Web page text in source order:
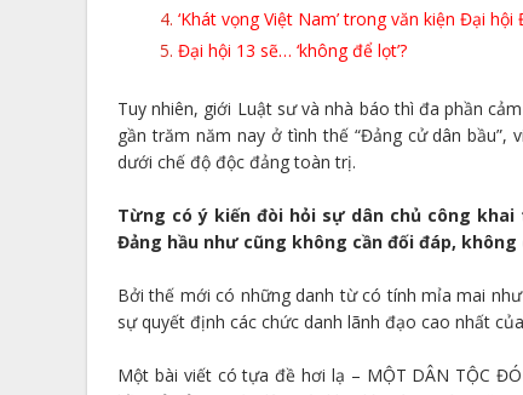
‘Khát vọng Việt Nam’ trong văn kiện Đại
Đại hội 13 sẽ… ‘không để lọt’?
Tuy nhiên, giới Luật sư và nhà báo thì đa phần
gần trăm năm nay ở tình thế “Đảng cử dân
dưới chế độ độc đảng toàn trị.
Từng có ý kiến đòi hỏi sự dân chủ công
Đảng hầu như cũng không cần đối đáp,
Bởi thế mới có những danh từ có tính mỉa mai
sự quyết định các chức danh lãnh đạo cao nhất
Một bài viết có tựa đề hơi lạ – MỘT DÂN TỘC